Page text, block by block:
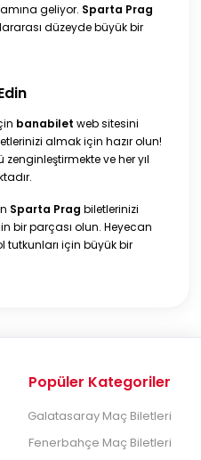
geliyor. Sparta Prag
düzeyde büyük bir
banabilet web sitesini
almak için hazır olun!
zenginleştirmekte ve her yıl
Sparta Prag biletlerinizi
bir parçası olun. Heyecan
için büyük bir
Popüler Kategoriler
Galatasaray Maç Biletleri
Fenerbahçe Maç Biletleri